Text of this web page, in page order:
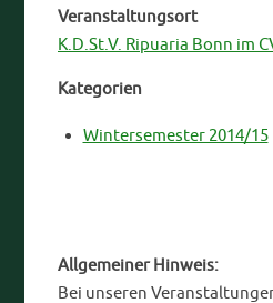
Veranstaltungsort
K.D.St.V. Ripuaria Bonn im
Kategorien
Wintersemester 2014/15
Allgemeiner Hinweis:
Bei unseren